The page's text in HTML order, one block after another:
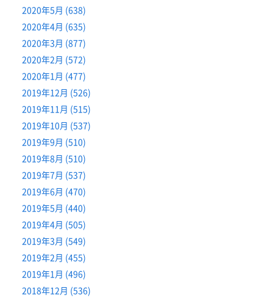
2020年5月 (638)
2020年4月 (635)
2020年3月 (877)
2020年2月 (572)
2020年1月 (477)
2019年12月 (526)
2019年11月 (515)
2019年10月 (537)
2019年9月 (510)
2019年8月 (510)
2019年7月 (537)
2019年6月 (470)
2019年5月 (440)
2019年4月 (505)
2019年3月 (549)
2019年2月 (455)
2019年1月 (496)
2018年12月 (536)